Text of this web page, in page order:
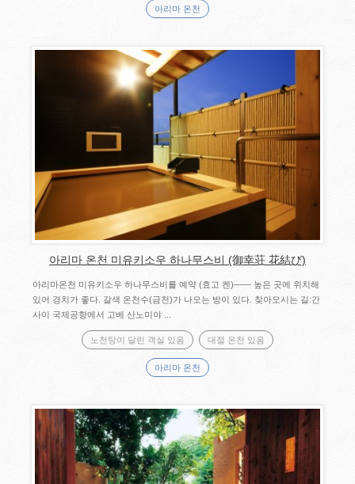
아리마 온천
아리마 온천 미유키소우 하나무스비 (御幸荘 花結び)
아리마온천 미유키소우 하나무스비를 예약 (효고 켄)―― 높은 곳에 위치해
있어 경치가 좋다. 갈색 온천수(금천)가 나오는 방이 있다. 찾아오시는 길:간
사이 국제공항에서 고베 산노미야 ...
노천탕이 달린 객실 있음 대절 온천 있음
아리마 온천